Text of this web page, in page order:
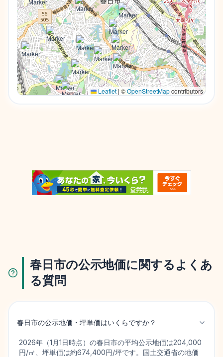
Leaflet |©OpenStreetMapcontributors
春日市の公示地価に関するよくあ
る質問
春日市の公示地価・坪単価はいくらですか？
2026年（1月1日時点）の春日市の平均公示地価は204,000
円/㎡、坪単価は約674,400円/坪です。国土交通省の地価